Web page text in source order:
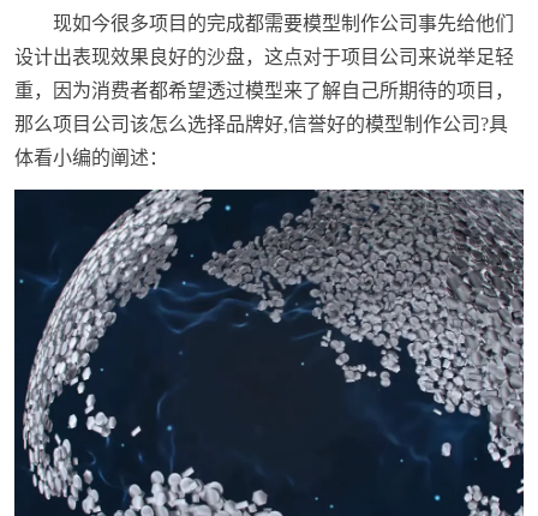
现如今很多项目的完成都需要模型制作公司事先给他们
设计出表现效果良好的沙盘，这点对于项目公司来说举足轻
重，因为消费者都希望透过模型来了解自己所期待的项目，
那么项目公司该怎么选择品牌好,信誉好的模型制作公司?具
体看小编的阐述：